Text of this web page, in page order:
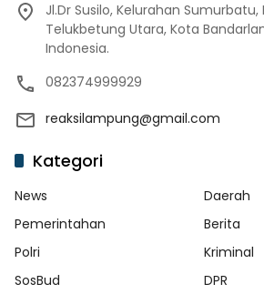
Jl.Dr Susilo, Kelurahan
Telukbetung Utara, Kota
Indonesia.
082374999929
reaksilampung@gmail.com
Kategori
News
Daerah
Pemerintahan
Berita
Polri
Kriminal
SosBud
DPR